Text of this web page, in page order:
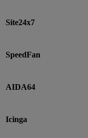
Site24x7
SpeedFan
AIDA64
Icinga